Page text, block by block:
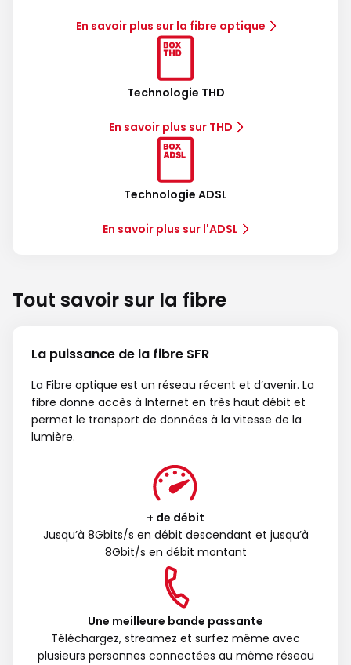
En savoir plus sur la fibre optique
Technologie THD
En savoir plus sur THD
Technologie ADSL
En savoir plus sur l'ADSL
Tout savoir sur la fibre
La puissance de la fibre SFR
La Fibre optique est un réseau récent et d’avenir. La
fibre donne accès à Internet en très haut débit et
permet le transport de données à la vitesse de la
lumière.
+ de débit
Jusqu’à 8Gbits/s en débit descendant et jusqu’à
8Gbit/s en débit montant
Une meilleure bande passante
Téléchargez, streamez et surfez même avec
plusieurs personnes connectées au même réseau